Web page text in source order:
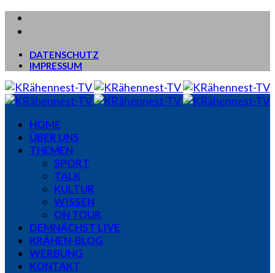
DATENSCHUTZ
IMPRESSUM
HOME
ÜBER UNS
THEMEN
SPORT
TALK
KULTUR
WISSEN
ON TOUR
DEMNÄCHST LIVE
KRÄHEN-BLOG
WERBUNG
KONTAKT